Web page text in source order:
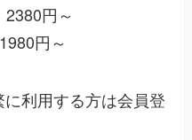
円～
円～
利用する方は会員登